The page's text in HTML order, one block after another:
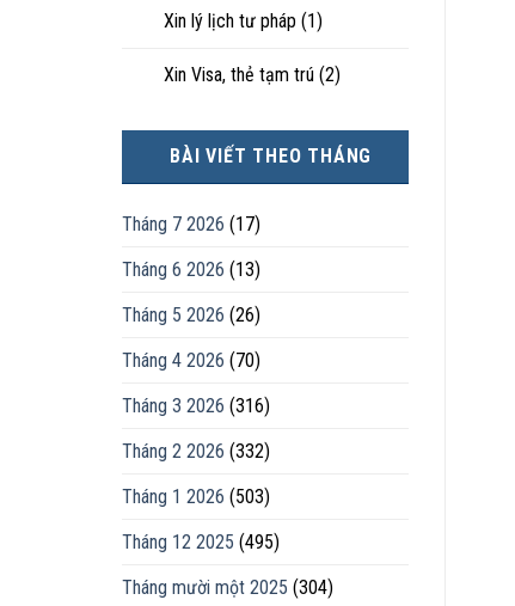
Xin lý lịch tư pháp (1)
Xin Visa, thẻ tạm trú (2)
BÀI VIẾT THEO THÁNG
Tháng 7 2026 (17)
Tháng 6 2026 (13)
Tháng 5 2026 (26)
Tháng 4 2026 (70)
Tháng 3 2026 (316)
Tháng 2 2026 (332)
Tháng 1 2026 (503)
Tháng 12 2025 (495)
Tháng mười một 2025 (304)